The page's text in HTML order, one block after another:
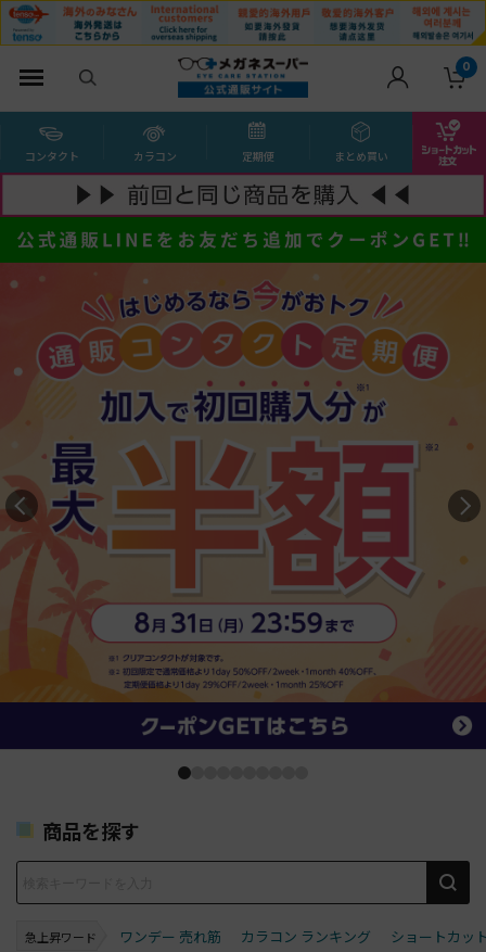
0
コンタクト カラコン 定期便 まとめ買い
商品を探す
急上昇ワード ワンデー 売れ筋 カラコン ランキング ショートカッ